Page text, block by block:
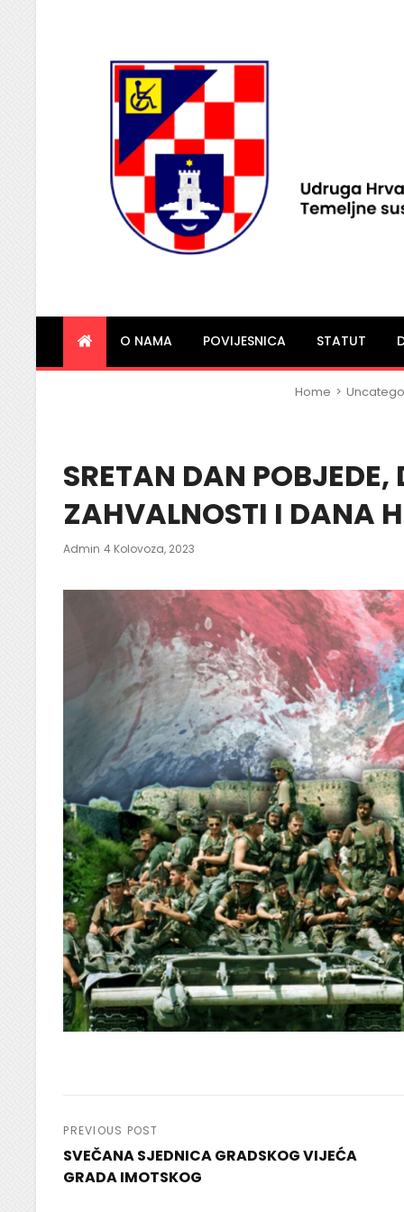
O NAMA POVIJESNICA STATUT
Home >
SRETAN DAN
ZAHVALNOSTI I DANA
Admin Posted
4 Kolovoza, 2023
Navigacija
objava
PREVIOUS POST
SVEČANA SJEDNICA GRADSKOG VIJEĆA
GRADA IMOTSKOG